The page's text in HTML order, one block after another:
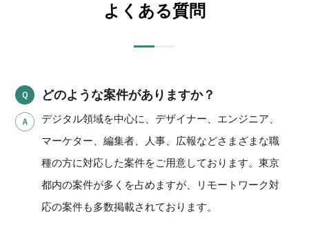
よくある質問
どのような案件がありますか？
デジタル領域を中心に、デザイナー、エンジニア、
マーケター、編集者、人事、広報などさまざまな職
種の方に対応した案件をご用意しております。東京
都内の案件が多くを占めますが、リモートワーク対
応の案件も多数掲載されております。